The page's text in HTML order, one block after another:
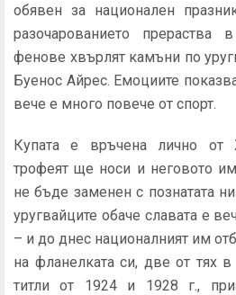
обявен за национален
разочарованието
фенове хвърлят камъни по
Буенос Айрес. Емоциите
вече е много повече от спорт.
Купата е връчена лично
трофеят ще носи и неговото
не бъде заменен с познатата
уругвайците обаче славата е
– и до днес националният им
на фланелката си, две от тях
титли от 1924 и 1928 г.,